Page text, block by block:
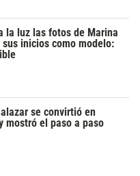
la luz las fotos de Marina
sus inicios como modelo:
se convirtió en
mostró el paso a paso